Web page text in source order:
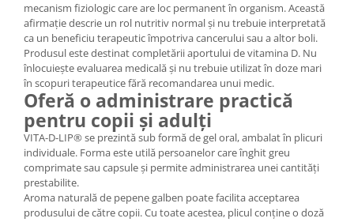
mecanism fiziologic care are loc permanent în organism. Această
afirmație descrie un rol nutritiv normal și nu trebuie interpretată
ca un beneficiu terapeutic împotriva cancerului sau a altor boli.
Produsul este destinat completării aportului de vitamina D. Nu
înlocuiește evaluarea medicală și nu trebuie utilizat în doze mari
în scopuri terapeutice fără recomandarea unui medic.
Oferă o administrare practică
pentru copii și adulți
VITA-D-LIP® se prezintă sub formă de gel oral, ambalat în plicuri
individuale. Forma este utilă persoanelor care înghit greu
comprimate sau capsule și permite administrarea unei cantități
prestabilite.
Aroma naturală de pepene galben poate facilita acceptarea
produsului de către copii. Cu toate acestea, plicul conține o doză